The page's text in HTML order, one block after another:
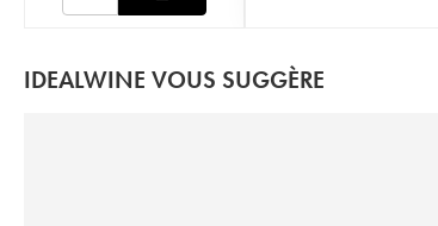
IDEALWINE VOUS SUGGÈRE